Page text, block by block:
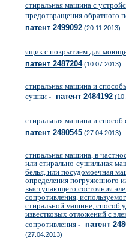
стиральная машина с
предотвращения обратного
патент 2499092 (20.11.2013)
ящик с покрытием для
патент 2487204(10.07.2013)
стиральная машина и
сушки - патент 2484192
стиральная машина и способ
патент 2480545 (27.04.2013)
стиральная машина, в
или стирально-сушильная
белья, или посудомоечная
определения погруженного
выступающего состояния
сопротивления,
стиральной машине, способ
известковых отложений с
сопротивления - патент
(27.04.2013)